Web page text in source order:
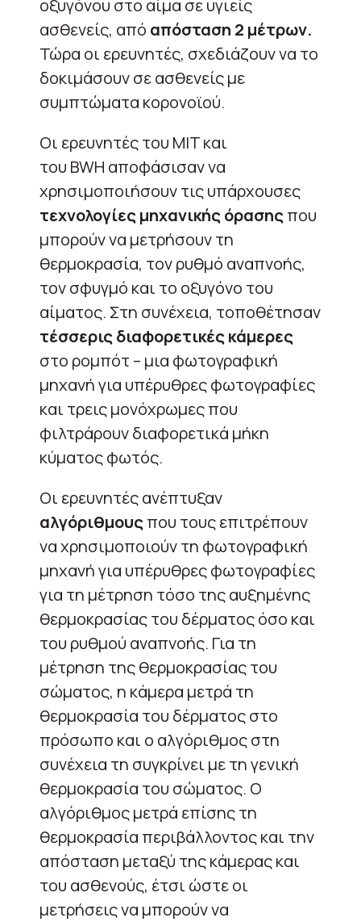
οξυγόνου στο αίμα σε υγιείς
ασθενείς, από απόσταση 2 μέτρων.
Τώρα οι ερευνητές, σχεδιάζουν να το
δοκιμάσουν σε ασθενείς με
συμπτώματα κορονοϊού.
Οι ερευνητές του MITκαι
του BWH αποφάσισαν να
χρησιμοποιήσουν τις υπάρχουσες
τεχνολογίες μηχανικής όρασηςπου
μπορούν να μετρήσουν τη
θερμοκρασία, τον ρυθμό αναπνοής,
τον σφυγμό και το οξυγόνο του
αίματος. Στη συνέχεια, τοποθέτησαν
τέσσερις διαφορετικές κάμερες
στο ρομπότ – μια φωτογραφική
μηχανή για υπέρυθρες φωτογραφίες
και τρεις μονόχρωμες που
φιλτράρουν διαφορετικά μήκη
κύματος φωτός.
Οι ερευνητές ανέπτυξαν
αλγόριθμουςπου τους επιτρέπουν
να χρησιμοποιούν τη φωτογραφική
μηχανή για υπέρυθρες φωτογραφίες
για τη μέτρηση τόσο της αυξημένης
θερμοκρασίας του δέρματος όσο και
του ρυθμού αναπνοής. Για τη
μέτρηση της θερμοκρασίας του
σώματος, η κάμερα μετρά τη
θερμοκρασία του δέρματος στο
πρόσωπο και ο αλγόριθμος στη
συνέχεια τη συγκρίνει με τη γενική
θερμοκρασία του σώματος. Ο
αλγόριθμος μετρά επίσης τη
θερμοκρασία περιβάλλοντος και την
απόσταση μεταξύ της κάμερας και
του ασθενούς, έτσι ώστε οι
μετρήσεις να μπορούν να